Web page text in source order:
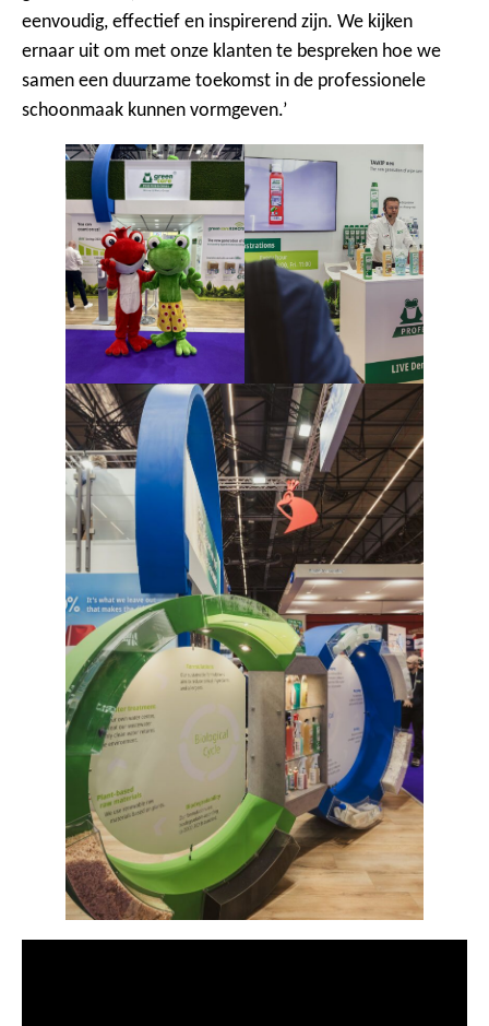
eenvoudig, effectief en inspirerend zijn. We kijken
ernaar uit om met onze klanten te bespreken hoe we
samen een duurzame toekomst in de professionele
schoonmaak kunnen vormgeven.’